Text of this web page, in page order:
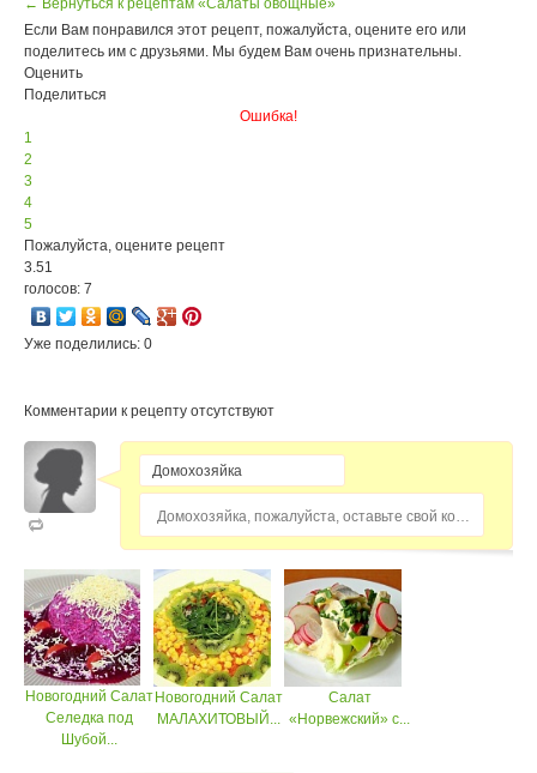
← Вернуться к рецептам «Салаты овощные»
Если Вам понравился этот рецепт, пожалуйста, оцените его или
поделитесь им с друзьями. Мы будем Вам очень признательны.
Оценить
Поделиться
Ошибка!
1
2
3
4
5
Пожалуйста, оцените рецепт
3.51
голосов: 7
Уже поделились: 0
Комментарии к рецепту отсутствуют
Домохозяйка, пожалуйста, оставьте свой комментарий...
Новогодний Салат
Селедка под
Шубой...
Новогодний Салат
МАЛАХИТОВЫЙ...
Салат
«Норвежский» с...